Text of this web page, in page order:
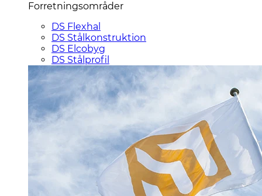
Forretningsområder
DS Flexhal
DS Stålkonstruktion
DS Elcobyg
DS Stålprofil